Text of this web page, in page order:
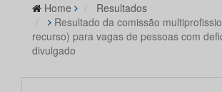
Home
Resultados
Resultado da comissão
recurso) para vagas de pessoas com
divulgado